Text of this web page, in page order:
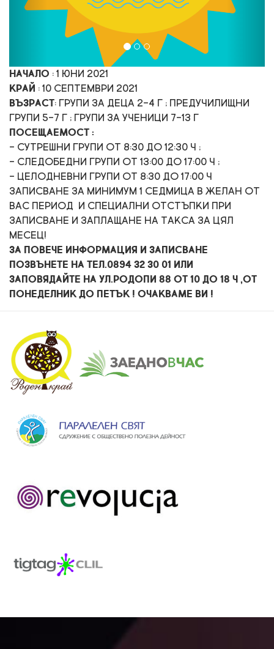
Начало : 1 юни 2021
Край : 10 септември 2021
Възраст: групи за деца 2-4 г ; предучилищни
групи 5-7 г ; групи за ученици 7-13 г
Посещаемост :
- сутрешни групи от 8:30 до 12:30 ч ;
- следобедни групи от 13:00 до 17:00 ч ;
- целодневни групи от 8:30 до 17:00 ч
Записване за минимум 1 седмица в желан от
Вас период и специални отстъпки при
записване и заплащане на такса за цял
месец!
За повече информация и записване
позвънете на тел.0894 32 30 01 или
заповядайте на ул.Родопи 88 от 10 до 18 ч ,от
понеделник до петък ! Очакваме Ви !